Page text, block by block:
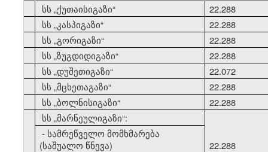
სს„ქუთაისიგაზი“
22.288
სს„კასპიგაზი“
22.288
სს„გორიგაზი“
22.288
სს„ზუგდიდიგაზი“
22.288
სს„დუშეთიგაზი“
22.072
სს„მცხეთაგაზი“
22.288
სს„ბოლნისიგაზი“
22.288
სს„მარნეულიგაზი“:
- სამრეწველო მომხმარება
(საშუალო წნევა)
22.288